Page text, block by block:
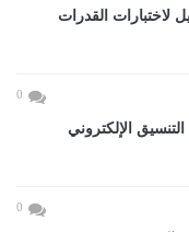
التسجيل لاختبارات القدرات
0
الإلكتروني
0